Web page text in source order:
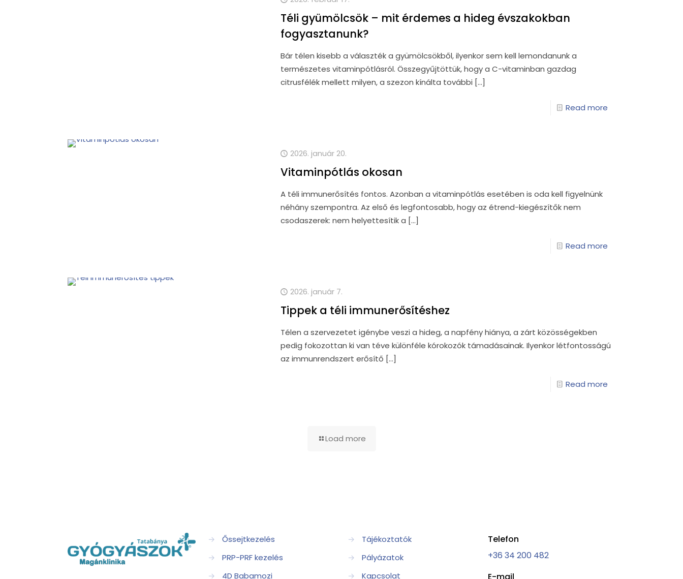
Téli gyümölcsök – mit érdemes a hideg évszakokban
fogyasztanunk?
Bár télen kisebb a választék a gyümölcsökből, ilyenkor sem kell lemondanunk a
természetes vitaminpótlásról. Összegyűjtöttük, hogy a C-vitaminban gazdag
citrusfélék mellett milyen, a szezon kínálta további […]
Read more
2026. január 20.
Vitaminpótlás okosan
A téli immunerősítés fontos. Azonban a vitaminpótlás esetében is oda kell figyelnünk
néhány szempontra. Az első és legfontosabb, hogy az étrend-kiegészítők nem
csodaszerek: nem helyettesítik a […]
Read more
2026. január 7.
Tippek a téli immunerősítéshez
Télen a szervezetet igénybe veszi a hideg, a napfény hiánya, a zárt közösségekben
pedig fokozottan ki van téve különféle kórokozók támadásainak. Ilyenkor létfontosságú
az immunrendszert erősítő […]
Read more
Load more
→
Őssejtkezelés
→
PRP-PRF kezelés
→
4D Babamozi
→
Tájékoztatók
→
Pályázatok
→
Kapcsolat
Telefon
+36 34 200 482